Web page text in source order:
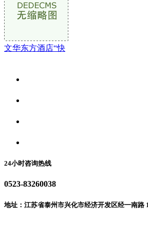
文华东方酒店“快
24小时咨询热线
0523-83260038
地址：江苏省泰州市兴化市经济开发区经一南路